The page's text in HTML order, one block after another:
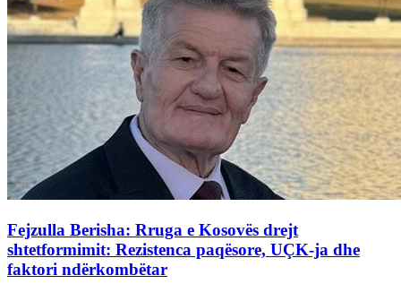
Fejzulla Berisha: Rruga e Kosovës drejt
shtetformimit: Rezistenca paqësore, UÇK-ja dhe
faktori ndërkombëtar